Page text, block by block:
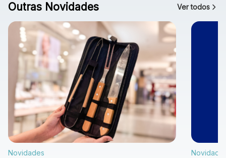
Outras Novidades Ver todos
Novidades